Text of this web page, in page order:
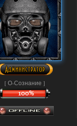
[ О-Сознание ]